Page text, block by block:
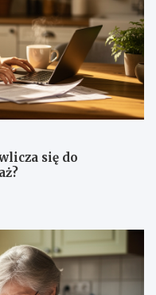
się do